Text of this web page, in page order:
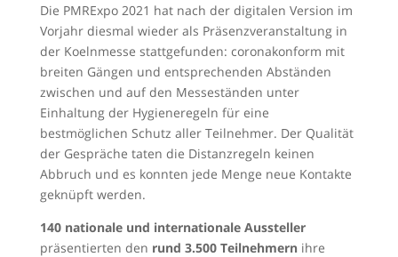
Die PMRExpo 2021 hat nach der digitalen Version im
Vorjahr diesmal wieder als Präsenzveranstaltung in
der Koelnmesse stattgefunden: coronakonform mit
breiten Gängen und entsprechenden Abständen
zwischen und auf den Messeständen unter
Einhaltung der Hygieneregeln für eine
bestmöglichen Schutz aller Teilnehmer. Der Qualität
der Gespräche taten die Distanzregeln keinen
Abbruch und es konnten jede Menge neue Kontakte
geknüpft werden.
140 nationale und internationale Aussteller
präsentierten den rund 3.500 Teilnehmernihre